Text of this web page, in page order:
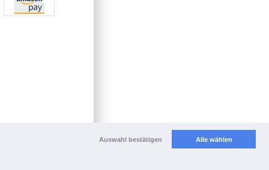
Auswahl bestätigen Alle wählen